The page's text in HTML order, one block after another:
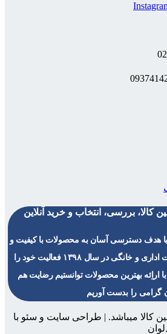
کالا، بررسی، انتخاب و خرید آنلاین
با هدف دسترسی آسان به محصولات با کیفیت و
استاندارد در زمینه محصولات اداری و خانگی در سال ۱۳۹۸ فعالیت خود را
اراِئه بهترین محصولات توانستیم رضایت هم
گرامی را بدست آوریم
کالا میباشد. | طراحی سایت و سئو با